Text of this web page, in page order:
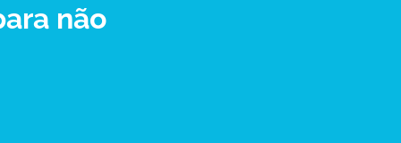
não